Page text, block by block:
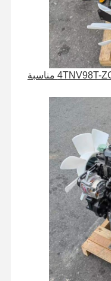
3.319L مجموعة المحرك 4TNV98T-ZCSTYC مناسبة